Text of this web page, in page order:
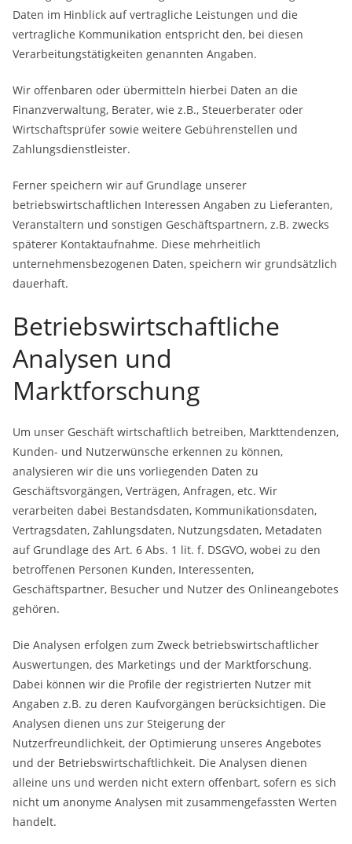
Daten im Hinblick auf vertragliche Leistungen und die
vertragliche Kommunikation entspricht den, bei diesen
Verarbeitungstätigkeiten genannten Angaben.
Wir offenbaren oder übermitteln hierbei Daten an die
Finanzverwaltung, Berater, wie z.B., Steuerberater oder
Wirtschaftsprüfer sowie weitere Gebührenstellen und
Zahlungsdienstleister.
Ferner speichern wir auf Grundlage unserer
betriebswirtschaftlichen Interessen Angaben zu Lieferanten,
Veranstaltern und sonstigen Geschäftspartnern, z.B. zwecks
späterer Kontaktaufnahme. Diese mehrheitlich
unternehmensbezogenen Daten, speichern wir grundsätzlich
dauerhaft.
Betriebswirtschaftliche
Analysen und
Marktforschung
Um unser Geschäft wirtschaftlich betreiben, Markttendenzen,
Kunden- und Nutzerwünsche erkennen zu können,
analysieren wir die uns vorliegenden Daten zu
Geschäftsvorgängen, Verträgen, Anfragen, etc. Wir
verarbeiten dabei Bestandsdaten, Kommunikationsdaten,
Vertragsdaten, Zahlungsdaten, Nutzungsdaten, Metadaten
auf Grundlage des Art. 6 Abs. 1 lit. f. DSGVO, wobei zu den
betroffenen Personen Kunden, Interessenten,
Geschäftspartner, Besucher und Nutzer des Onlineangebotes
gehören.
Die Analysen erfolgen zum Zweck betriebswirtschaftlicher
Auswertungen, des Marketings und der Marktforschung.
Dabei können wir die Profile der registrierten Nutzer mit
Angaben z.B. zu deren Kaufvorgängen berücksichtigen. Die
Analysen dienen uns zur Steigerung der
Nutzerfreundlichkeit, der Optimierung unseres Angebotes
und der Betriebswirtschaftlichkeit. Die Analysen dienen
alleine uns und werden nicht extern offenbart, sofern es sich
nicht um anonyme Analysen mit zusammengefassten Werten
handelt.